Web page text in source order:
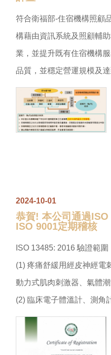
符合衛福部-住宿機構照顧
構藉由資訊系統及照顧輔
業，並提升既有住宿機構
品質，並穩定營運規模及
2024-10-01
恭賀! 本公司通過
ISO 9001定期稽核
ISO 13485: 2016 驗證範圍
(1) 疼痛舒緩用經皮神經電
動力式肌肉刺激器、氣體
(2) 臨床電子體溫計、測角